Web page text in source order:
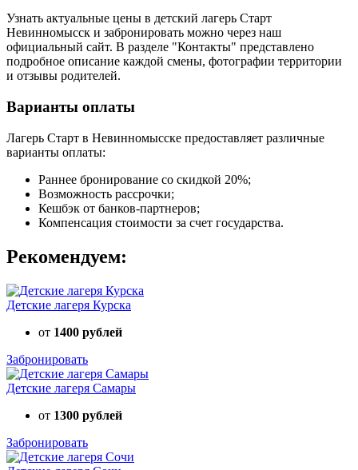
Узнать актуальные цены в детский лагерь Старт
Невинномысск и забронировать можно через наш
официальный сайт. В разделе "Контакты" представлено
подробное описание каждой смены, фотографии территории
и отзывы родителей.
Варианты оплаты
Лагерь Старт в Невинномысске предоставляет различные
варианты оплаты:
Раннее бронирование со скидкой 20%;
Возможность рассрочки;
Кешбэк от банков-партнеров;
Компенсация стоимости за счет государства.
Рекомендуем:
Детские лагеря Курска
от 1400 рублей
Забронировать
Детские лагеря Самары
от 1300 рублей
Забронировать